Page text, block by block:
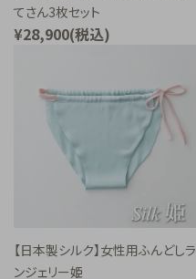
てさん3枚セット
¥28,900(税込)
【日本製シルク】女性用ふんどしラ
ンジェリー姫